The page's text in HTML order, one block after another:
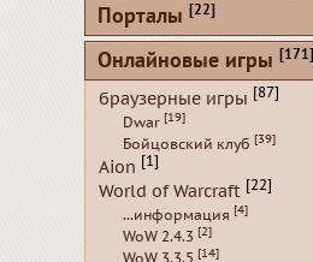
Порталы [22]
Онлайновые игры [171]
браузерные игры [87]
Dwar [19]
Бойцовский клуб [39]
Aion [1]
World of Warcraft [22]
...информация [4]
WoW 2.4.3 [2]
WoW 3.3.5 [14]